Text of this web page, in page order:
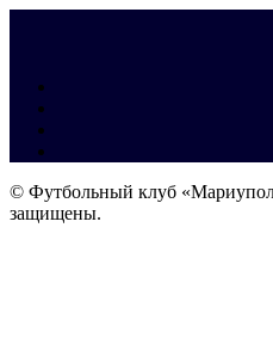
© Футбольный клуб
защищены.